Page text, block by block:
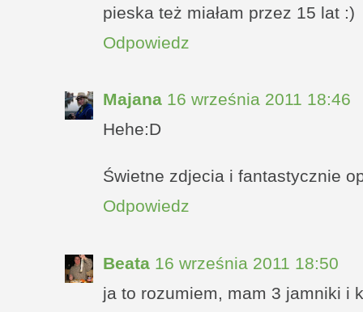
pieska też miałam przez 15 lat :)
Odpowiedz
Majana 16 września 2011 18:46
Hehe:D
Świetne zdjecia i fantastycznie
Odpowiedz
Beata 16 września 2011 18:50
ja to rozumiem, mam 3 jamniki i